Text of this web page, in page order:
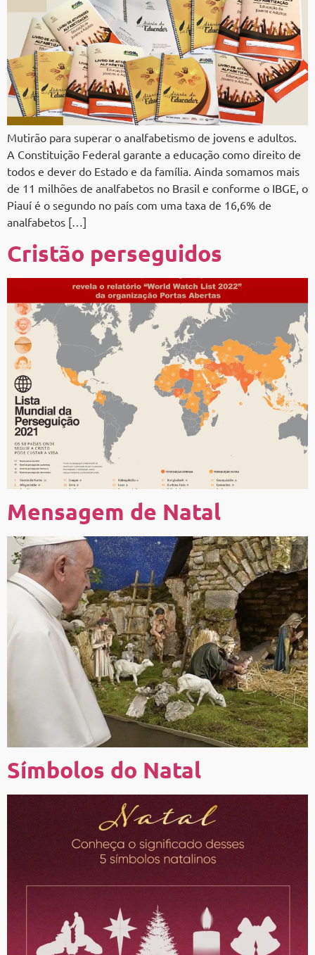
Mutirão para superar o analfabetismo de jovens e adultos.
A Constituição Federal garante a educação como direito de
todos e dever do Estado e da família. Ainda somamos mais
de 11 milhões de analfabetos no Brasil e conforme o IBGE, o
Piauí é o segundo no país com uma taxa de 16,6% de
analfabetos […]
Cristão perseguidos
Mensagem de Natal
Símbolos do Natal